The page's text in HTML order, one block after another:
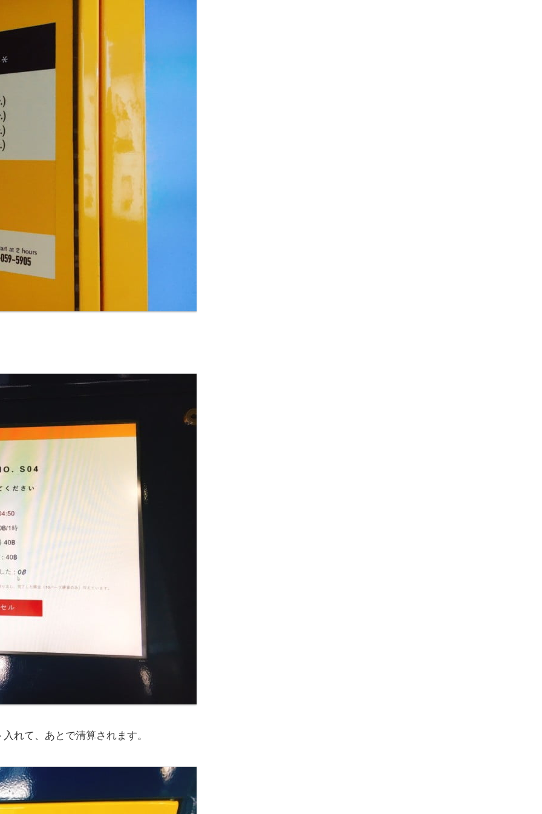
れて、あとで清算されます。